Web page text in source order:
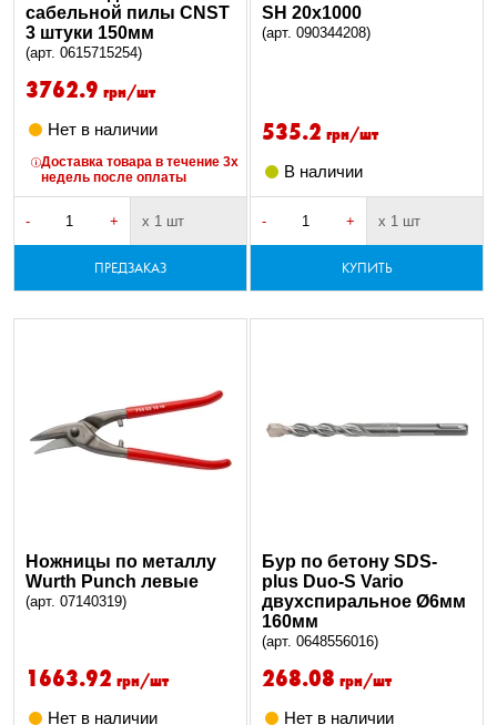
сабельной пилы CNST
3 штуки 150мм
(арт. 0615715254)
3762.9 грн/шт
Нет в наличии
Доставка товара в течение 3х
недель после оплаты
- + х 1 шт
ПРЕДЗАКАЗ
SH 20x1000
(арт. 090344208)
535.2 грн/шт
В наличии
- + х 1 шт
КУПИТЬ
Ножницы по металлу
Wurth Punch левые
(арт. 07140319)
1663.92 грн/шт
Нет в наличии
Бур по бетону SDS-
plus Duo-S Vario
двухспиральное Ø6мм
160мм
(арт. 0648556016)
268.08 грн/шт
Нет в наличии